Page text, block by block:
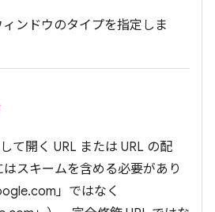
ンドウのタイプを指定しま
て開く URL または URL の配
スキームを含める必要があり
」ではなく